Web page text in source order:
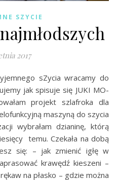
SZYCIE
2017
jak spisuje się JUKI MO-
projekt szlafroka dla
maszyną do szycia
wybrałam dzianinę, którą
temu. Czekała na dobą
się: – jak zmienić igłę w
krawędź kieszeni –
na płasko – gdzie można